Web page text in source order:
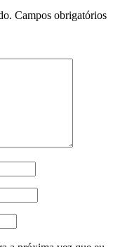
Campos obrigatórios